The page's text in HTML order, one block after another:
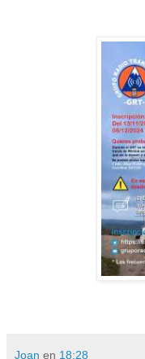
Joan en 18:28